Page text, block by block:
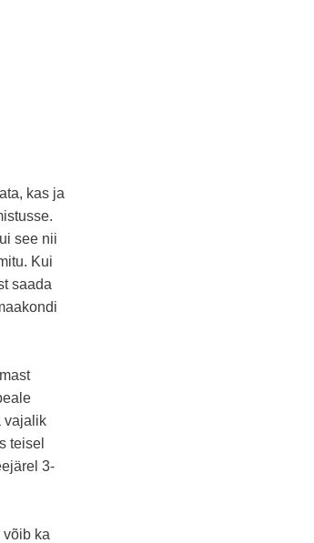
kas ja
see nii
Kui
saada
vajalik
teisel
3-
ka